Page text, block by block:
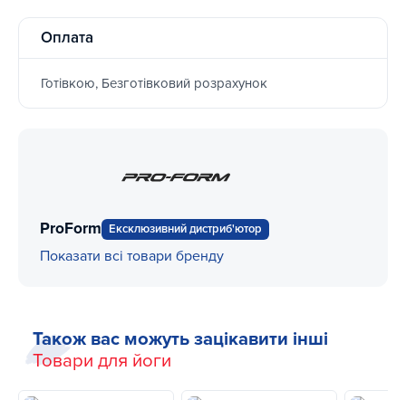
Оплата
Готівкою, Безготівковий розрахунок
ProForm Ексклюзивний дистриб'ютор
Показати всі товари бренду
Також вас можуть зацікавити інші
Товари для йоги